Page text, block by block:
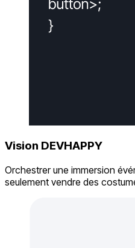
Vision DEVHAPPY
Orchestrer une immersion
seulement vendre des